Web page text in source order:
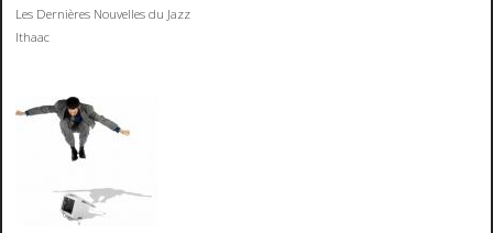
Les Dernières Nouvelles du Jazz
Ithaac